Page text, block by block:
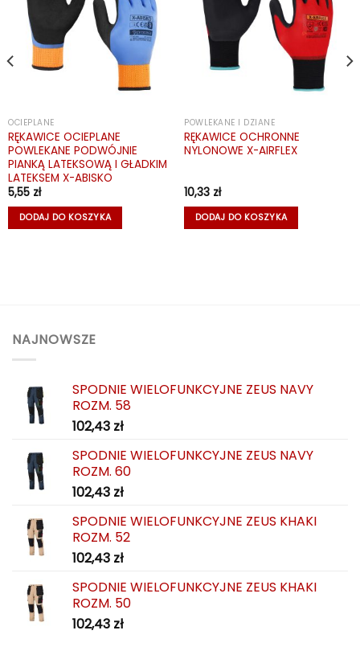
OCIEPLANE
RĘKAWICE OCIEPLANE
POWLEKANE PODWÓJNIE
PIANKĄ LATEKSOWĄ I GŁADKIM
LATEKSEM X-ABISKO
5,55 zł
DODAJ DO KOSZYKA
POWLEKANE I DZIANE
RĘKAWICE OCHRONNE
NYLONOWE X-AIRFLEX
10,33 zł
DODAJ DO KOSZYKA
NAJNOWSZE
SPODNIE WIELOFUNKCYJNE ZEUS NAVY
ROZM. 58
102,43 zł
SPODNIE WIELOFUNKCYJNE ZEUS NAVY
ROZM. 60
102,43 zł
SPODNIE WIELOFUNKCYJNE ZEUS KHAKI
ROZM. 52
102,43 zł
SPODNIE WIELOFUNKCYJNE ZEUS KHAKI
ROZM. 50
102,43 zł